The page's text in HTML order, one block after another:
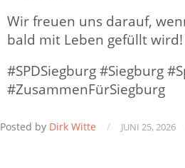
Wir freuen uns darauf,
bald mit Leben gefüllt
#SPDSiegburg #Siegburg
#ZusammenFürSiegburg
Posted by Dirk Witte / JUNI 25, 2026